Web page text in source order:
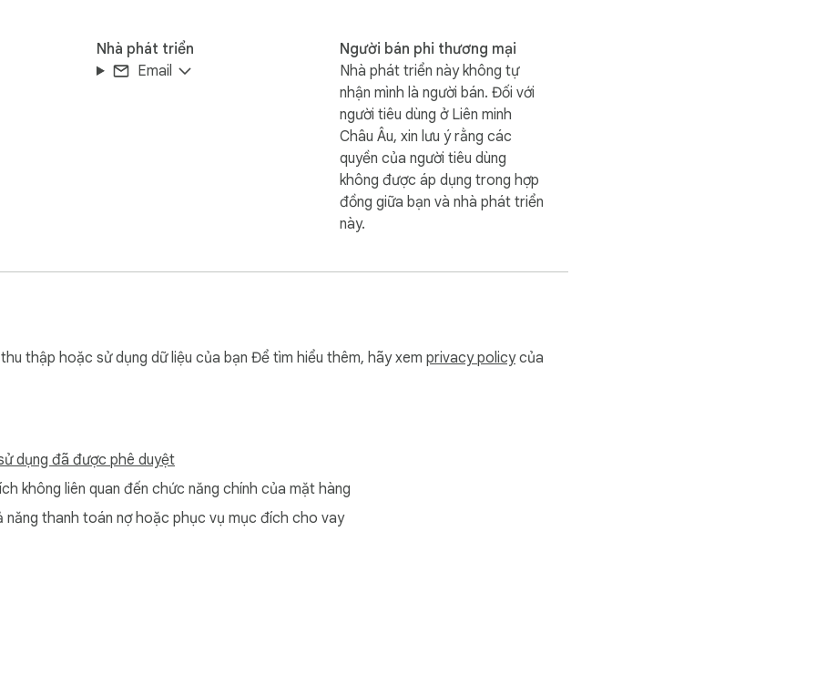
tên người gửi và nội dung. Được thiết kế cho nhà phát triển và lưu trữ lâu dài.
Sheets, sẵn sàng để sắp xếp, lọc và tạo bảng tổng hợp.
lẻ. Chỉ muốn ảnh và tài liệu? Xong trong hai thao tác.
từng đợt.
các lần xuất lớn không bị treo.
Nhà phát triển
Email
Người bán phi thương mại
Nhà phát triển này không tự
nhận mình là người bán. Đối với
người tiêu dùng ở Liên minh
Châu Âu, xin lưu ý rằng các
quyền của người tiêu dùng
không được áp dụng trong hợp
đồng giữa bạn và nhà phát triển
này.
thập hoặc sử dụng dữ liệu của bạn Để tìm hiểu thêm, hãy xem privacy policycủa
dụng đã được phê duyệt
không liên quan đến chức năng chính của mặt hàng
thanh toán nợ hoặc phục vụ mục đích cho vay